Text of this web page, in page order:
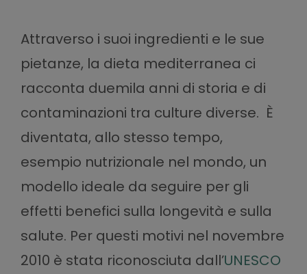
Attraverso i suoi ingredienti e le sue
pietanze, la dieta mediterranea ci
racconta duemila anni di storia e di
contaminazioni tra culture diverse. È
diventata, allo stesso tempo,
esempio nutrizionale nel mondo, un
modello ideale da seguire per gli
effetti benefici sulla longevità e sulla
salute. Per questi motivi nel novembre
2010 è stata riconosciuta dall’UNESCO